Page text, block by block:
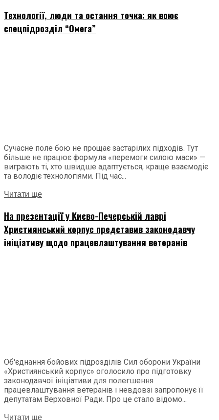
Технології, люди та остання точка: як воює
спецпідрозділ “Омега”
Сучасне поле бою не прощає застарілих підходів. Тут
більше не працює формула «перемоги силою маси» —
виграють ті, хто швидше адаптується, краще взаємодіє
та володіє технологіями. Під час...
Читати ще
На презентації у Києво-Печерській лаврі
Християнський корпус представив законодавчу
ініціативу щодо працевлаштування ветеранів
Об'єднання бойових підрозділів Сил оборони України
«Християнський корпус» оголосило про підготовку
законодавчої ініціативи для полегшення
працевлаштування ветеранів і невдовзі запропонує її
депутатам Верховної Ради. Про це стало відомо...
Читати ще